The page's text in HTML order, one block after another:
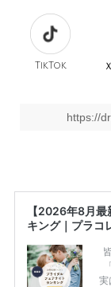
TikTok
https://
【2026年8月
キング｜プラコ
実